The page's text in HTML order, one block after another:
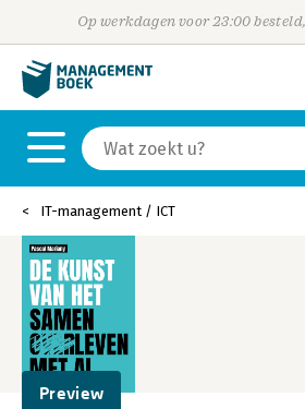
Op werkdagen voor 23:00
IT-management / ICT
Preview